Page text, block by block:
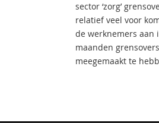
sector ‘zorg’
relatief veel voor
de werknemers aan
maanden
meegemaakt te